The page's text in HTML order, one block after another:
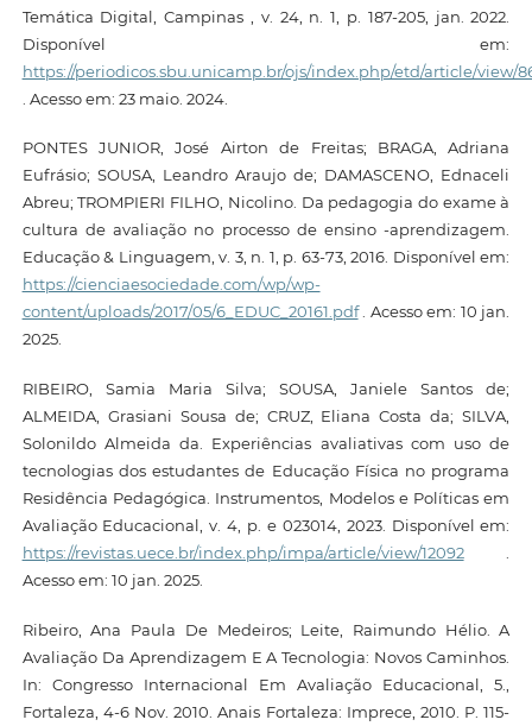
Temática Digital, Campinas , v. 24, n. 1, p. 187-205, jan. 2022.
Disponível em:
https://periodicos.sbu.unicamp.br/ojs/index.php/etd/article/view/
. Acesso em: 23 maio. 2024.
PONTES JUNIOR, José Airton de Freitas; BRAGA, Adriana
Eufrásio; SOUSA, Leandro Araujo de; DAMASCENO, Ednaceli
Abreu; TROMPIERI FILHO, Nicolino. Da pedagogia do exame à
cultura de avaliação no processo de ensino -aprendizagem.
Educação & Linguagem, v. 3, n. 1, p. 63-73, 2016. Disponível em:
https://cienciaesociedade.com/wp/wp-
content/uploads/2017/05/6_EDUC_20161.pdf. Acesso em: 10 jan.
2025.
RIBEIRO, Samia Maria Silva; SOUSA, Janiele Santos de;
ALMEIDA, Grasiani Sousa de; CRUZ, Eliana Costa da; SILVA,
Solonildo Almeida da. Experiências avaliativas com uso de
tecnologias dos estudantes de Educação Física no programa
Residência Pedagógica. Instrumentos, Modelos e Políticas em
Avaliação Educacional, v. 4, p. e 023014, 2023. Disponível em:
https://revistas.uece.br/index.php/impa/article/view/12092.
Acesso em: 10 jan. 2025.
Ribeiro, Ana Paula De Medeiros; Leite, Raimundo Hélio. A
Avaliação Da Aprendizagem E A Tecnologia: Novos Caminhos.
In: Congresso Internacional Em Avaliação Educacional, 5.,
Fortaleza, 4-6 Nov. 2010. Anais Fortaleza: Imprece, 2010. P. 115-